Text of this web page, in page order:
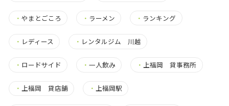
・ やまとごころ ・ ラーメン ・ ランキング
・ レディース ・ レンタルジム 川越
・ ロードサイド ・一人飲み ・上福岡 貸事務所
・ 上福岡 貸店舗 ・上福岡駅